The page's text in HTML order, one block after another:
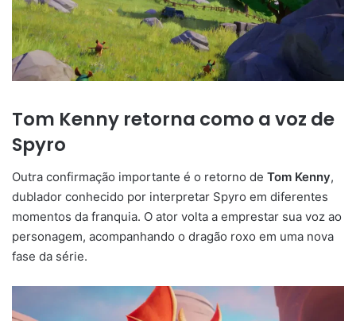
Tom Kenny retorna como a voz de
Spyro
Outra confirmação importante é o retorno de Tom Kenny,
dublador conhecido por interpretar Spyro em diferentes
momentos da franquia. O ator volta a emprestar sua voz ao
personagem, acompanhando o dragão roxo em uma nova
fase da série.